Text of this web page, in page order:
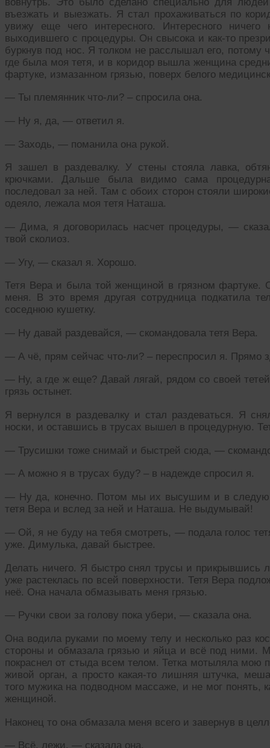
въезжать и выезжать. Я стал прохаживаться по
увижу еще чего интересного. Интересного
выходившего с процедуры. Он свысока и как-то
буркнув под нос. Я толком не расслышал его, потому
где была моя тетя, и в коридор вышла женщина
фартуке, измазанном грязью, поверх белого
— Ты племянник что-ли? – спросила она.
— Ну я, да, — ответил я.
— Заходь, — поманила она рукой.
Я зашел в раздевалку. У стены стояла лавка,
крючками. Дальше была видимо сама
последовал за ней. Там с обоих сторон стояли
одеяло, лежала моя тетя Наташа.
— Дима, я договорилась насчет процедуры, —
твой сколиоз.
— Угу, — сказал я. Хорошо.
Тетя Вера и была той женщиной в грязном фартуке.
меня. В это время другая сотрудница подкатила
соседнюю кушетку.
— Ну давай раздевайся, — скомандовала тетя Вера.
— А чё, прям сейчас что-ли? – переспросил я. Прямо
— Ну, а где ж еще? Давай лягай, рядом со своей
грязь остынет.
Я вернулся в раздевалку и стал раздеваться. Я
носки, и оставшись в трусах вышел в процедурную.
— Трусишки тоже снимай и быстрей сюда, —
— А можно я в трусах буду? – в надежде спросил я.
— Ну да, конечно. Потом мы их высушим и в
тетя Вера и вслед за ней и Наташа. Не выдумывай!
— Ой, я не буду на тебя смотреть, — подала голос
уже. Димулька, давай быстрее.
Делать ничего. Я быстро снял трусы и прикрывшись
уже растеклась по всей поверхности. Тетя Вера
неё. Она начала обмазывать меня грязью.
— Ручки свои за голову пока убери, — сказала она.
Она водила руками по моему телу и несколько раз
стороны и обмазала грязью и яйца и всё под ними.
покраснел от стыда всем телом. Тетка мотыляла мою
живой орган, а просто какая-то лишняя штучка,
того мужика на подводном массаже, и не мог понять,
женщиной.
Наконец то она обмазала меня всего и завернув в
— Всё, лежи, — сказала она.